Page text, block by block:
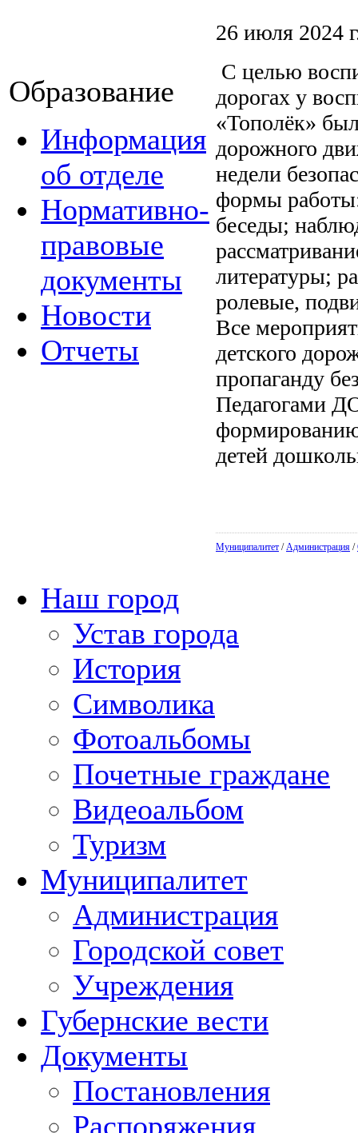
Образование
Информация
об отделе
Нормативно-
правовые
документы
Новости
Отчеты
26 июля 2024
С целью
дорогах у
«Тополёк»
дорожного
недели
формы работы:
беседы;
литературы;
ролевые,
Все
детского
пропаганду
Педагогами
детей
Муниципалитет /Администрация /
Наш город
Устав города
История
Символика
Фотоальбомы
Почетные граждане
Видеоальбом
Туризм
Муниципалитет
Администрация
Городской совет
Учреждения
Губернские вести
Документы
Постановления
Распоряжения